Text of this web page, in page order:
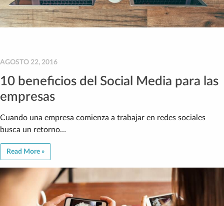
AGOSTO 22, 2016
10 beneficios del Social Media para las
empresas
Cuando una empresa comienza a trabajar en redes sociales
busca un retorno…
Read More »